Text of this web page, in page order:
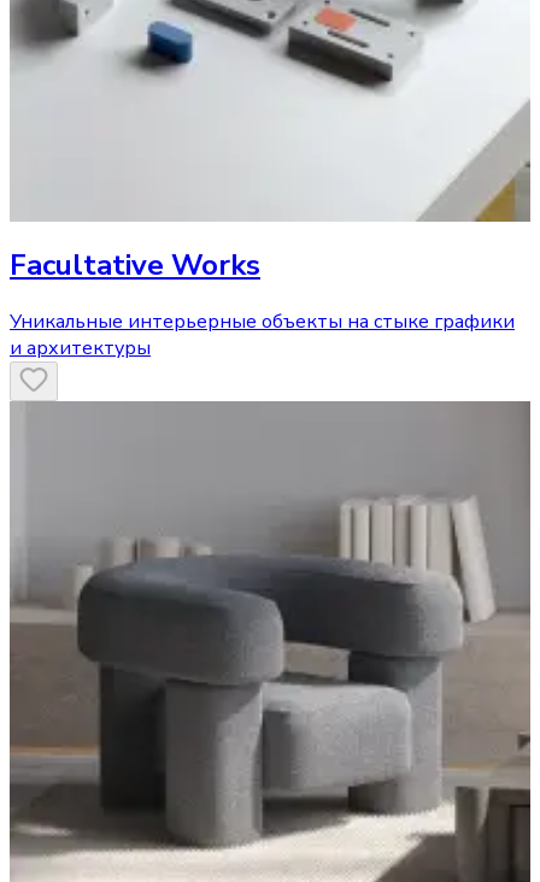
Facultative Works
Уникальные интерьерные объекты на стыке графики
и архитектуры